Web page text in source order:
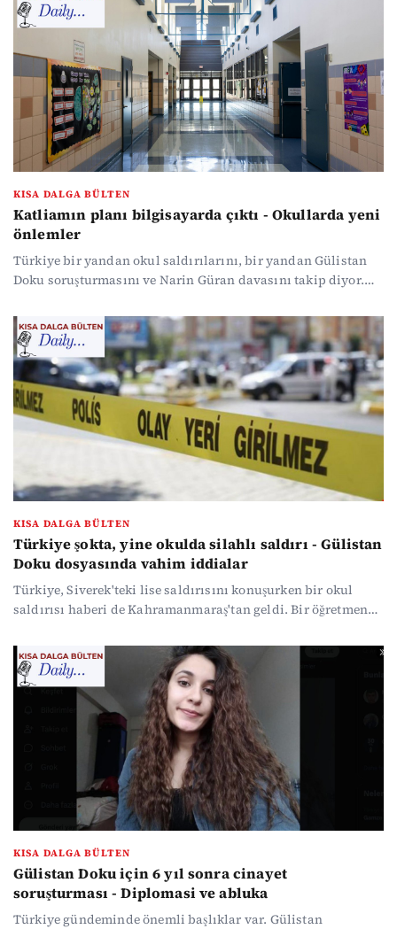
yoğunluğunda kaybolmak istemeyenler için gündemin öne
çıkan başlıklarını özetledik...
KISA DALGA BÜLTEN
Katliamın planı bilgisayarda çıktı - Okullarda yeni
önlemler
Türkiye bir yandan okul saldırılarını, bir yandan Gülistan
Doku soruşturmasını ve Narin Güran davasını takip diyor.
il yönetimlerinin feshedildiğini duyurdu. CHP ise mayısta
sahaya inme kararı aldı. ABD ve İran arasında diplomasi
adımları atılıyor. Haber yoğunluğunda kaybolmak
istemeyenler için gündemin öne çıkan başlıklarını
özetledik...
KISA DALGA BÜLTEN
Türkiye şokta, yine okulda silahlı saldırı - Gülistan
Doku dosyasında vahim iddialar
Türkiye, Siverek'teki lise saldırısını konuşurken bir okul
saldırısı haberi de Kahramanmaraş'tan geldi. Bir öğretmen
soruşturmasında çok vahim iddialar var. Cumhurbaşkanı
Erdoğan seçimin zamanında yapılacağını söyledi. ABD - İran
arasında ibre yeniden diplomasiye döndü. Ekonomide
önemli veriler açıklandı. Haber yoğunluğunda kaybolmak
istemeyenler için gündemin öne çıkan başlıklarını
KISA DALGA BÜLTEN
Gülistan Doku için 6 yıl sonra cinayet
soruşturması - Diplomasi ve abluka
Türkiye gündeminde önemli başlıklar var. Gülistan